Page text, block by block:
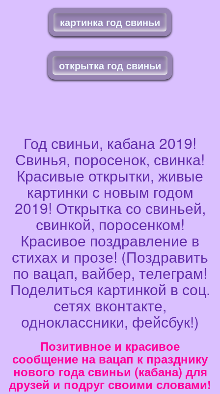
картинка год свиньи
открытка год свиньи
Год свиньи, кабана 2019!
Свинья, поросенок, свинка!
Красивые открытки, живые
картинки с новым годом
2019! Открытка со свиньей,
свинкой, поросенком!
Красивое поздравление в
стихах и прозе! (Поздравить
по вацап, вайбер, телеграм!
Поделиться картинкой в соц.
сетях вконтакте,
одноклассники, фейсбук!)
Позитивное и красивое
сообщение на вацап к празднику
нового года свиньи (кабана) для
друзей и подруг своими словами!